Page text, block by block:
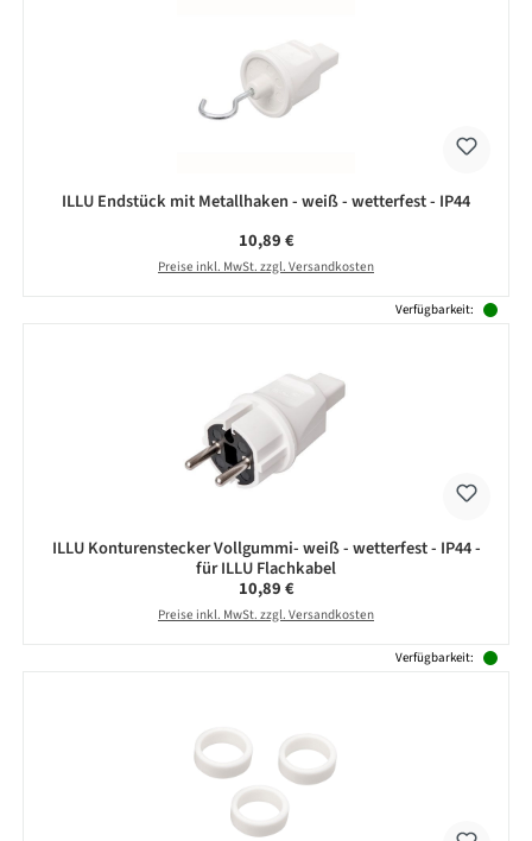
ILLU Endstück mit Metallhaken - weiß - wetterfest - IP44
Regulärer Preis:
10,89 €
Preise inkl. MwSt. zzgl. Versandkosten
Verfügbarkeit:
ILLU Konturenstecker Vollgummi- weiß - wetterfest - IP44 -
für ILLU Flachkabel
Regulärer Preis:
10,89 €
Preise inkl. MwSt. zzgl. Versandkosten
Verfügbarkeit: